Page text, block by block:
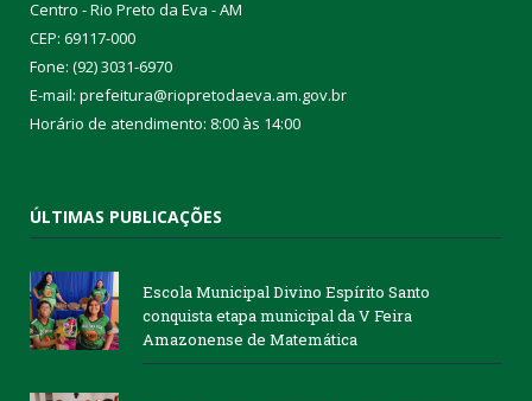
Centro - Rio Preto da Eva - AM
CEP: 69117-000
Fone: (92) 3031-6970
E-mail: prefeitura@riopretodaeva.am.gov.br
Horário de atendimento: 8:00 às 14:00
ÚLTIMAS PUBLICAÇÕES
Escola Municipal Divino Espírito Santo
conquista etapa municipal da V Feira
Amazonense de Matemática